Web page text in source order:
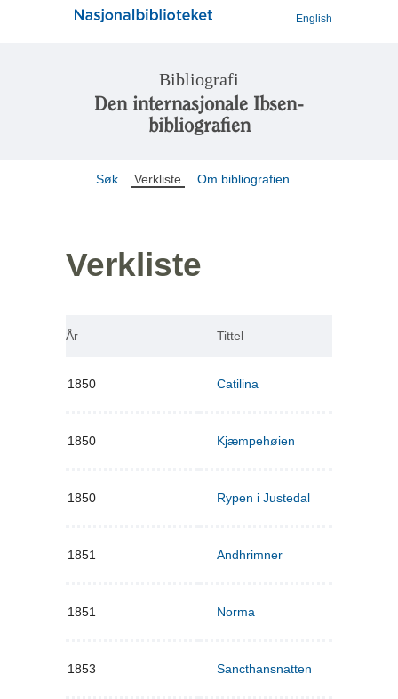
English
Bibliografi
Den internasjonale Ibsen-
bibliografien
Søk Verkliste Om bibliografien
Verkliste
År Tittel
1850 Catilina
1850 Kjæmpehøien
1850 Rypen i Justedal
1851 Andhrimner
1851 Norma
1853 Sancthansnatten